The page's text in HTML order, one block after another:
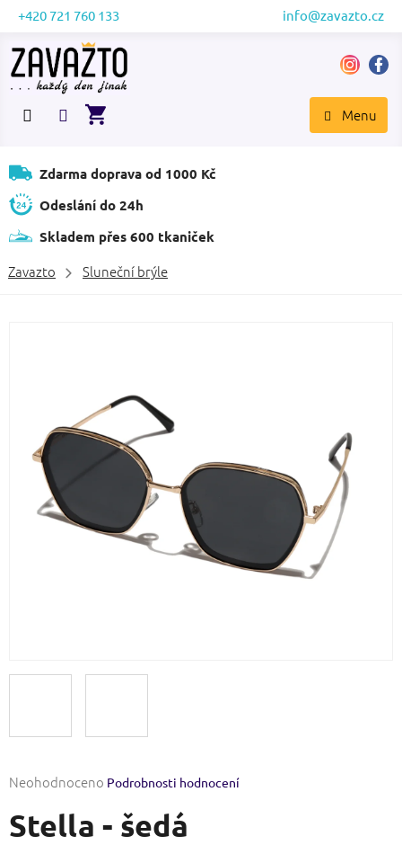
Přejít
obsah
+420 721 760 133 info@zavazto.cz
NÁKUPNÍ
Zdarma doprava od 1000 Kč
Odeslání do 24h
Skladem přes 600 tkaniček
Zavazto Sluneční brýle
Průměrné
produktu
je
Neohodnoceno Podrobnosti hodnocení
Stella - šedá